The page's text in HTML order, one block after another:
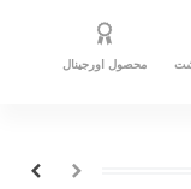
محصول اورجینال